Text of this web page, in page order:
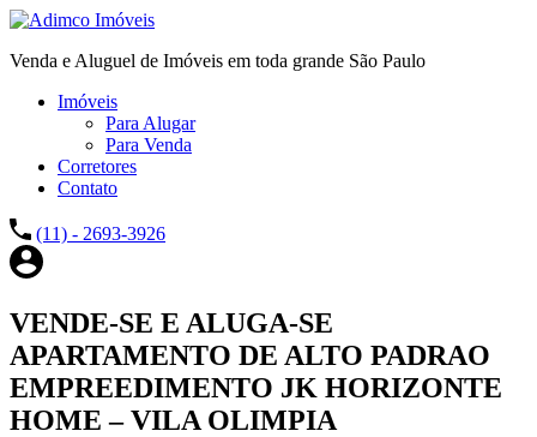
Venda e Aluguel de Imóveis em toda grande São Paulo
Imóveis
Para Alugar
Para Venda
Corretores
Contato
(11) - 2693-3926
VENDE-SE E ALUGA-SE
APARTAMENTO DE ALTO PADRAO
EMPREEDIMENTO JK HORIZONTE
HOME – VILA OLIMPIA